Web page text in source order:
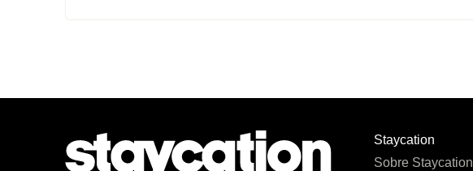
Staycation
Sobre Staycation